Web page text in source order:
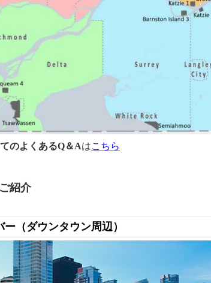
のよくあるQ＆Aはこちら
紹介
（ダウンタウン周辺）